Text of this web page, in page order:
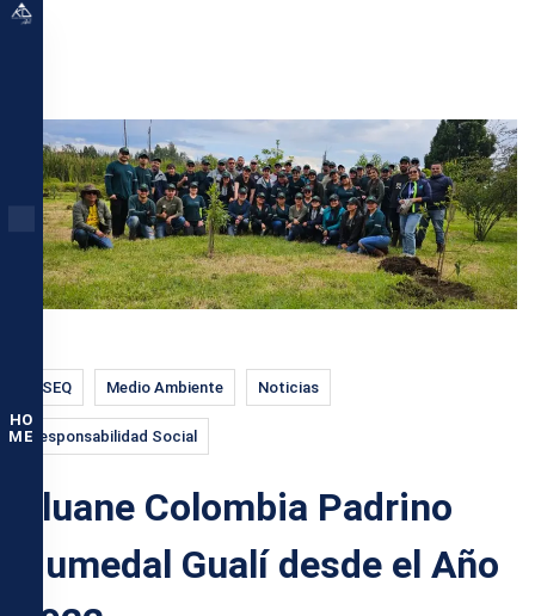
HO
ME
HSEQ Medio Ambiente Noticias
Responsabilidad Social
Kluane Colombia Padrino
Humedal Gualí desde el Año